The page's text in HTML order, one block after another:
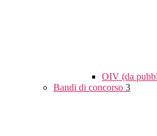
OIV (da
Bandi di concorso 3